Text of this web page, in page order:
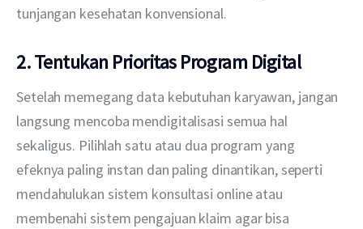
tunjangan kesehatan konvensional.
2. Tentukan Prioritas Program Digital
Setelah memegang data kebutuhan karyawan, jangan
langsung mencoba mendigitalisasi semua hal
sekaligus. Pilihlah satu atau dua program yang
efeknya paling instan dan paling dinantikan, seperti
mendahulukan sistem konsultasi online atau
membenahi sistem pengajuan klaim agar bisa